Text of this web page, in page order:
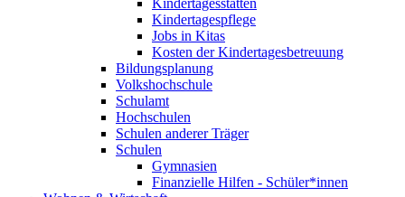
Kindertagesstätten
Kindertagespflege
Jobs in Kitas
Kosten der Kindertagesbetreuung
Bildungsplanung
Volkshochschule
Schulamt
Hochschulen
Schulen anderer Träger
Schulen
Gymnasien
Finanzielle Hilfen - Schüler*innen